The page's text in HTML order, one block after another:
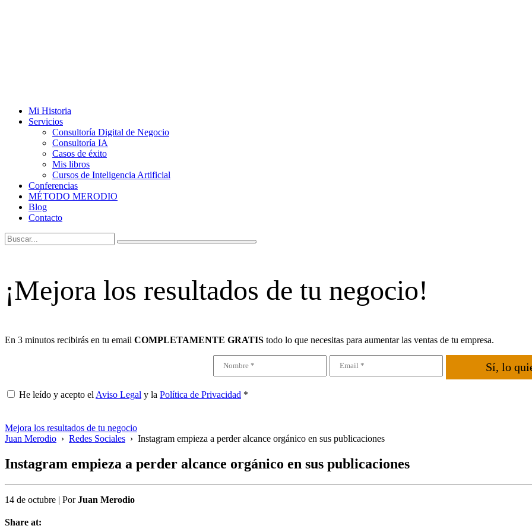
Mi Historia
Servicios
Consultoría Digital de Negocio
Consultoría IA
Casos de éxito
Mis libros
Cursos de Inteligencia Artificial
Conferencias
MÉTODO MERODIO
Blog
Contacto
¡Mejora los resultados de tu negocio!
En 3 minutos recibirás en tu email COMPLETAMENTE GRATIS todo lo que necesitas para aumentar las ventas de tu empresa.
Sí, lo
He leído y acepto el Aviso Legal y la Política de Privacidad *
Mejora los resultados de tu negocio
Juan Merodio › Redes Sociales › Instagram empieza a perder alcance orgánico en sus publicaciones
Instagram empieza a perder alcance orgánico en sus publicaciones
14 de octubre | PorJuan Merodio
Share at: